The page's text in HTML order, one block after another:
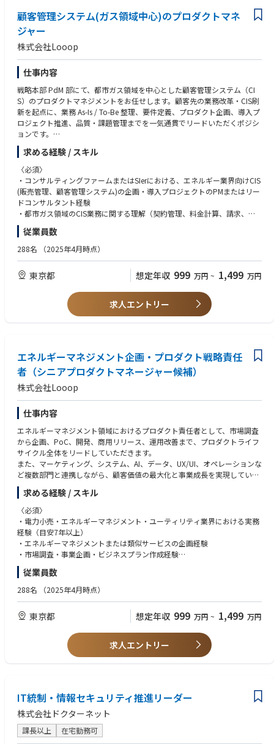
- セキュリティ検証のプロダクトサイドでのセルフサービス化
- プロダクト横断のセキュリティ管理ツールの開発・運用、プロダクトへ
の導入支援
- エンジニアに対するセキュリティバイデザイン、セキュアコーディング
に関する教育
業務内容の変更の範囲：会社の定める業務
- サービス精神が旺盛で、さまざまなことに興味を持ってチャレンジでき
る方
- フットワークが軽く、関係者と協業しながら業務を遂行できる方
顧客管理システム(ガス領域中心)のプロダクトマネ
ジャー
株式会社Looop
仕事内容
戦略本部 PdM 部にて、都市ガス領域を中心とした顧客管理システム（CI
S）のプロダクトマネジメントをお任せします。顧客先の業務改革・CIS刷
新を起点に、業務 As-Is / To-Be 整理、要件定義、プロダクト企画、導入プ
ロジェクト推進、品質・課題管理までを一気通貫でリードいただくポジシ
ョンです。
本CISは単独の受託開発システムではなく、当社の重要戦略である「Looo
p Platform」の中核プロダクトとして発展させる想定です。都市ガス小
売・料金計算・契約管理・請求・顧客対応などの業務知見を活かし、事業
部門、開発組織、外部パートナー、顧客をつなぐプロダクト責任者として
推進いただきます。
＜主な担当業務＞
・都市ガス領域におけるCIS業務（契約、顧客、検針・使用量、料金計
・顧客先業務の As-Is / To-Be 分析、業務要件・システム要件の定義、プロ
ダクトロードマップへの反映
・Looop Platform の中核機能としてのCISプロダクト企画、優先順位付
・顧客先プロジェクトにおける全体進捗、課題、リスク、品質、スコープ
・開発チーム、業務部門、営業、CS、外部ベンダー等との合意形成・意思
■ポジションの魅力
・都市ガス領域のCIS刷新という専門性の高いテーマを、単なる導入PMで
はなくプロダクトマネジャーとしてリードできます。
・Looop Platform の中核プロダクトづくりに早期から関与し、業務改革
とプロダクト成長の双方に大きなインパクトを出せます。
・部門長は大手アパレル企業・大手メーカー等で新規事業やDXをリードし
てきたPdM責任者です。
・事業・組織ともに変革期にあり、裁量を持ってプロダクト方針や業務プ
ロセスの設計に関われます。
・カジュアルな服装など柔軟な働き方が可能で、フラットに意見を交わせ
るカルチャーです。
・PdM部は日本人メンバーと海外出身メンバーが混在する、風通しの良い
組織です。
求める経験 / スキル
〈必須〉
・コンサルティングファームまたはSIerにおける、エネルギー業界向けCIS
(販売管理、顧客管理システム)の企画・導入プロジェクトのPMまたはリー
ドコンサルタント経験
・都市ガス領域のCIS業務に関する理解（契約管理、料金計算、請求、収
納、顧客対応等）
・顧客・業務部門・開発組織・外部ベンダーを巻き込み、要件定義から導
入推進まで合意形成した経験
〈歓迎〉
・電力、プロパンガス等などエネルギー小売事業に関する知識・経験
・SaaS、プラットフォーム、基幹システム等のプロダクトマネジメント経
従業員数
288名 （2025年4月時点）
東京都 想定年収 999 万円 ~ 1,499 万円
求人エントリー
エネルギーマネジメント企画・プロダクト戦略責任
者（シニアプロダクトマネージャー候補）
株式会社Looop
仕事内容
エネルギーマネジメント領域におけるプロダクト責任者として、市場調査
から企画、PoC、開発、商用リリース、運用改善まで、プロダクトライフ
サイクル全体をリードしていただきます。
また、マーケティング、システム、AI、データ、UX/UI、オペレーションな
ど複数部門と連携しながら、顧客価値の最大化と事業成長を実現していた
だきます。
主な業務
■ プロダクト戦略立案
・エネルギーマネジメント領域の中長期プロダクト戦略策定・市場調査・
競合分析・業界動向調査
・顧客課題・ニーズの調査・分析・新規事業・新サービスの企画立案・ビ
■ プロダクト企画・開発
・新規サービス・アプリの企画・PoC（概念実証）の企画・推進・要件定
義・仕様策定・プロダクトロードマップ作成・KPI設計・効果測定
以下のプロダクトライフサイクル全体を推進します。
・Discovery・市場調査・要件定義・開発推進・テスト・商用リリース・グ
社内外の関係者と連携しながらプロジェクトをリードします。
・連携部門例・マーケティング・システム開発・UX/UI・AI開発チーム・
データプラットフォーム
・カスタマーオペレーション・営業・外部パートナー
求める経験 / スキル
〈必須〉
・電力小売・エネルギーマネジメント・ユーティリティ業界における実務
経験（目安7年以上）
・エネルギーマネジメントまたは類似サービスの企画経験
・市場調査・事業企画・ビジネスプラン作成経験
・プロジェクトマネジメント経験
・高いステークホルダー調整力
・ネイティブレベルの日本語力
〈歓迎〉
・プロダクトマネージャー経験、要件定義・ユーザーストーリー作成経験
・ソフトウェア・Webサービス・アプリケーション開発経験、Agile/Scru
mでの開発経験
・UX/UI設計への理解
・ビジネスレベルの英語力
従業員数
288名 （2025年4月時点）
東京都 想定年収 999 万円 ~ 1,499 万円
求人エントリー
IT統制・情報セキュリティ推進リーダー
株式会社ドクターネット
課長以上 在宅勤務可